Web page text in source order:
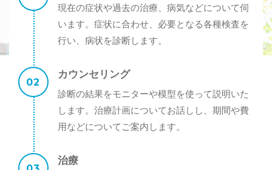
現在の症状や過去の治療、病気などについて伺
います。症状に合わせ、必要となる各種検査を
行い、病状を診断します。
カウンセリング
診断の結果をモニターや模型を使って説明いた
します。治療計画についてお話しし、期間や費
用などについてご案内します。
治療